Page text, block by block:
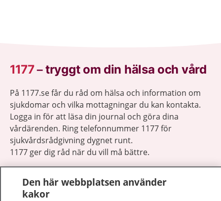
1177–tryggt om din hälsa och vård
På 1177.se får du råd om hälsa och information om
sjukdomar och vilka mottagningar du kan kontakta.
Logga in för att läsa din journal och göra dina
vårdärenden. Ring telefonnummer 1177 för
sjukvårdsrådgivning dygnet runt.
1177 ger dig råd när du vill må bättre.
Den här webbplatsen använder
kakor